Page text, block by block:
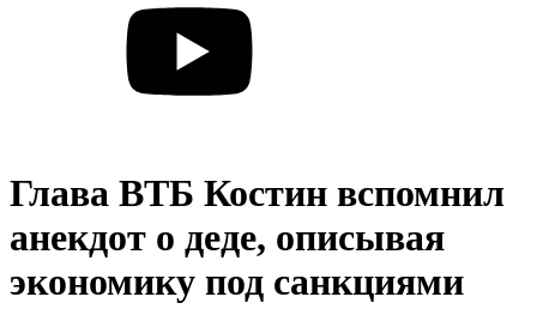
Глава ВТБ Костин вспомнил
анекдот о деде, описывая
экономику под санкциями